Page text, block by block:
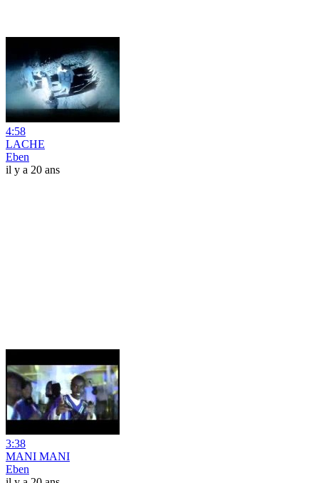
4:58
LACHE
Eben
il y a 20 ans
3:38
MANI MANI
Eben